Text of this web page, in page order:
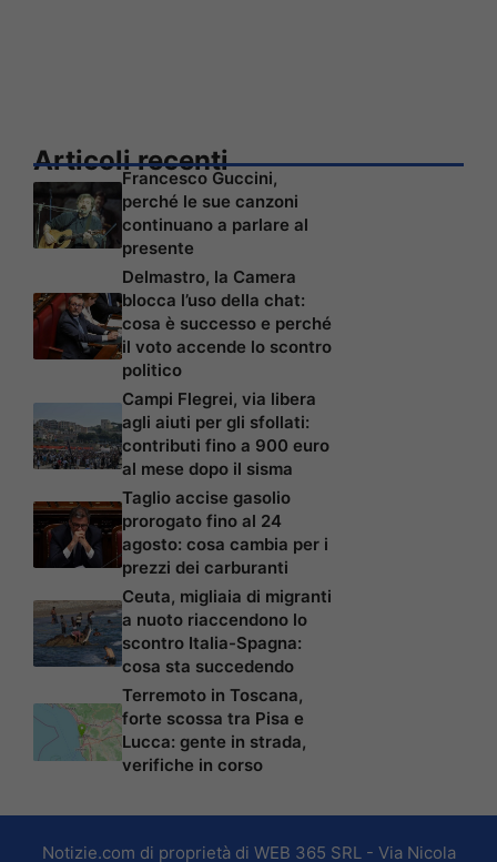
Articoli recenti
Francesco Guccini,
perché le sue canzoni
continuano a parlare al
presente
Delmastro, la Camera
blocca l’uso della chat:
cosa è successo e perché
il voto accende lo scontro
politico
Campi Flegrei, via libera
agli aiuti per gli sfollati:
contributi fino a 900 euro
al mese dopo il sisma
Taglio accise gasolio
prorogato fino al 24
agosto: cosa cambia per i
prezzi dei carburanti
Ceuta, migliaia di migranti
a nuoto riaccendono lo
scontro Italia-Spagna:
cosa sta succedendo
Terremoto in Toscana,
forte scossa tra Pisa e
Lucca: gente in strada,
verifiche in corso
Notizie.com di proprietà di WEB 365 SRL - Via Nicola